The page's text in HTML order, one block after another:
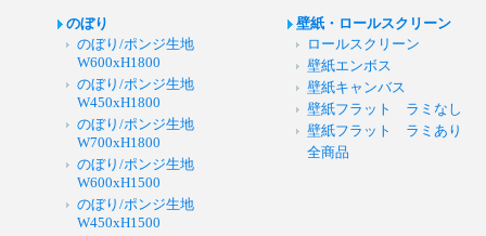
のぼり
のぼり/ポンジ生地
W600xH1800
のぼり/ポンジ生地
W450xH1800
のぼり/ポンジ生地
W700xH1800
のぼり/ポンジ生地
W600xH1500
のぼり/ポンジ生地
W450xH1500
壁紙・ロールスクリーン
ロールスクリーン
壁紙エンボス
壁紙キャンバス
壁紙フラット ラミなし
壁紙フラット ラミあり
全商品